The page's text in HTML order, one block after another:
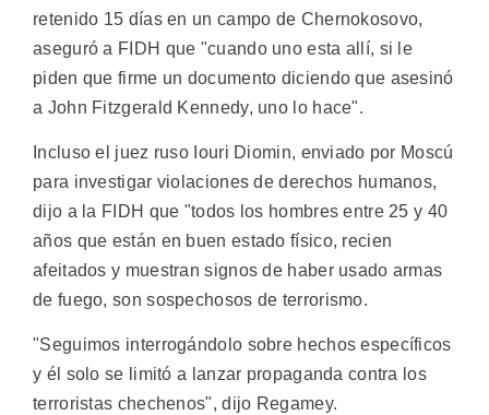
retenido 15 días en un campo de Chernokosovo,
aseguró a FIDH que "cuando uno esta allí, si le
piden que firme un documento diciendo que asesinó
a John Fitzgerald Kennedy, uno lo hace".
Incluso el juez ruso Iouri Diomin, enviado por Moscú
para investigar violaciones de derechos humanos,
dijo a la FIDH que "todos los hombres entre 25 y 40
años que están en buen estado físico, recien
afeitados y muestran signos de haber usado armas
de fuego, son sospechosos de terrorismo.
"Seguimos interrogándolo sobre hechos específicos
y él solo se limitó a lanzar propaganda contra los
terroristas chechenos", dijo Regamey.